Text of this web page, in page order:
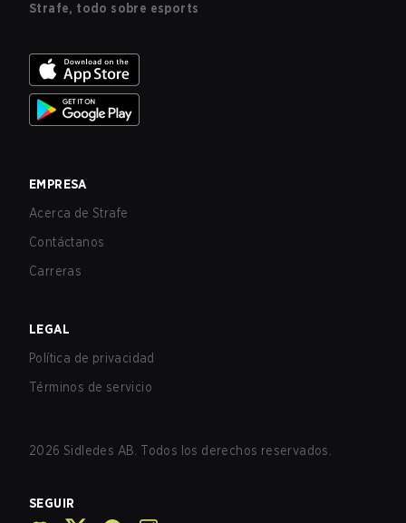
Strafe, todo sobre esports
EMPRESA
Acerca de Strafe
Contáctanos
Carreras
LEGAL
Política de privacidad
Términos de servicio
2026 Sidledes AB. Todos los derechos reservados.
SEGUIR